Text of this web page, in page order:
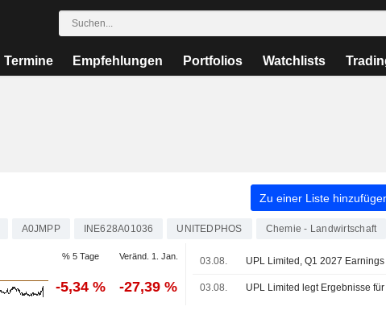
Termine Empfehlungen Portfolios Watchlists
Zu einer Liste
A0JMPP INE628A01036 UNITEDPHOS Chemie - Landwirtschaft
% 5 Tage Veränd. 1. Jan.
-5,34 % -27,39 %
03.08.
03.08.